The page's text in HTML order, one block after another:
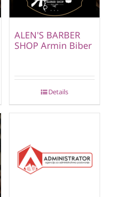
ALEN'S BARBER
SHOP Armin Biber
Details